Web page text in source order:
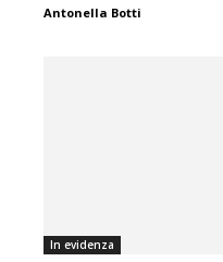
Antonella Botti
In evidenza